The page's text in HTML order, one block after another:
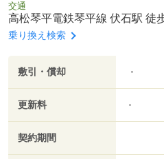
交通
高松琴平電鉄琴平線 伏石駅 徒
乗り換え検索
敷引・償却 -
更新料 -
契約期間